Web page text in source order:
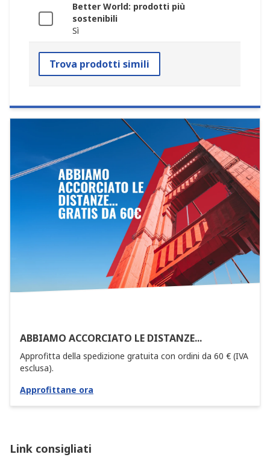
Better World: prodotti più
sostenibili
Sì
Trova prodotti simili
ABBIAMO ACCORCIATO LE DISTANZE...
Approfitta della spedizione gratuita con ordini da 60 € (IVA
esclusa).
Approfittane ora
Link consigliati